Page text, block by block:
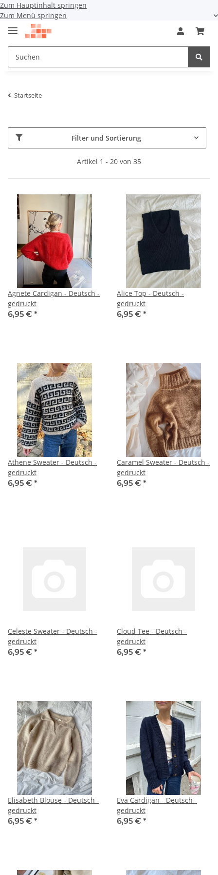
Zum Hauptinhalt springen
Zum Menü springen
Startseite
Filter und Sortierung
Artikel 1 - 20 von 35
Agnete Cardigan - Deutsch -
gedruckt
6,95 € *
Alice Top - Deutsch -
gedruckt
6,95 € *
Athene Sweater - Deutsch -
gedruckt
6,95 € *
Caramel Sweater - Deutsch -
gedruckt
6,95 € *
Celeste Sweater - Deutsch -
gedruckt
6,95 € *
Cloud Tee - Deutsch -
gedruckt
6,95 € *
Elisabeth Blouse - Deutsch -
gedruckt
6,95 € *
Eva Cardigan - Deutsch -
gedruckt
6,95 € *